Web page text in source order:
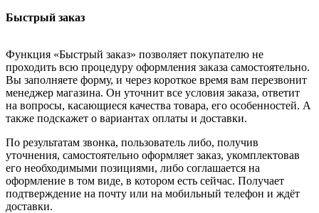
Быстрый заказ
Функция «Быстрый заказ» позволяет покупателю не
проходить всю процедуру оформления заказа самостоятельно.
Вы заполняете форму, и через короткое время вам перезвонит
менеджер магазина. Он уточнит все условия заказа, ответит
на вопросы, касающиеся качества товара, его особенностей. А
также подскажет о вариантах оплаты и доставки.
По результатам звонка, пользователь либо, получив
уточнения, самостоятельно оформляет заказ, укомплектовав
его необходимыми позициями, либо соглашается на
оформление в том виде, в котором есть сейчас. Получает
подтверждение на почту или на мобильный телефон и ждёт
доставки.